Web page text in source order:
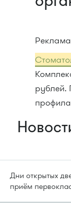
Реклама
рублей.
Дни открытых
приём